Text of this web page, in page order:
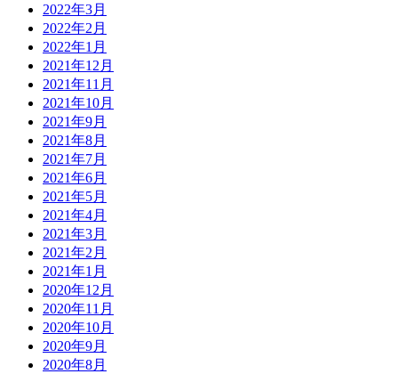
2022年3月
2022年2月
2022年1月
2021年12月
2021年11月
2021年10月
2021年9月
2021年8月
2021年7月
2021年6月
2021年5月
2021年4月
2021年3月
2021年2月
2021年1月
2020年12月
2020年11月
2020年10月
2020年9月
2020年8月